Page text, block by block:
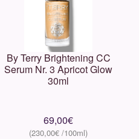
By Terry Brightening CC
Serum Nr. 3 Apricot Glow
30ml
69,00€
230,00€